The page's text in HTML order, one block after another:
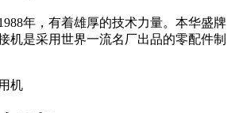
年，有着雄厚的技术力量。本华盛牌
机是采用世界一流名厂出品的零配件制